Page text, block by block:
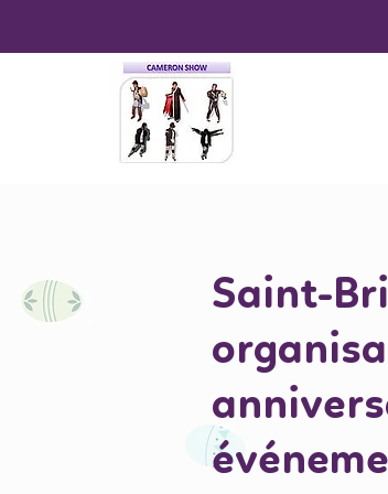
Saint-